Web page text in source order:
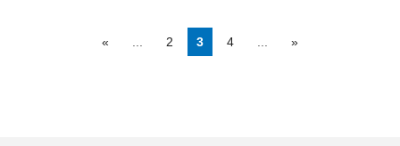
« ... 2 3 4 ... »